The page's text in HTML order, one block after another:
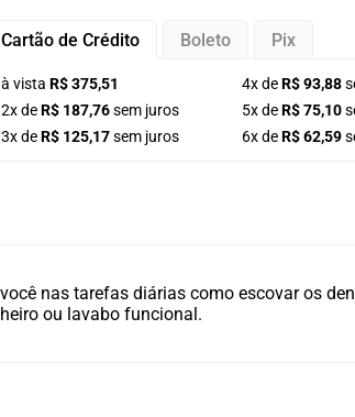
Cartão de Crédito Boleto Pix
à vista R$ 375,51
2x deR$ 187,76sem juros
3x deR$ 125,17sem juros
4x deR$ 93,88
5x deR$ 75,10
6x deR$ 62,59
nas tarefas diárias como escovar os
ou lavabo funcional.